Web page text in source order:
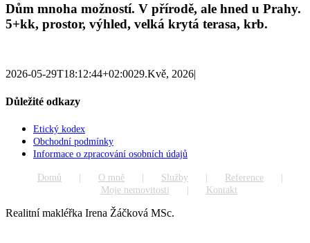
Dům mnoha možností. V přírodě, ale hned u Prahy.
5+kk, prostor, výhled, velká krytá terasa, krb.
2026-05-29T18:12:44+02:0029.Kvě, 2026|
Důležité odkazy
Etický kodex
Obchodní podmínky
Informace o zpracování osobních údajů
Domů O mně Služby
Reference
Moje nemovitosti
Kontakt
Realitní makléřka Irena Žáčková MSc.